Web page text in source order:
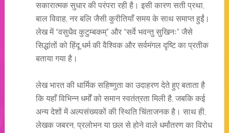
सकारात्मक सुधार की परंपरा रही है। इसी कारण सती प्रथा,
बाल विवाह, नर बलि जैसी कुरीतियाँ समय के साथ समाप्त हुईं।
लेख में “वसुधैव कुटुम्बकम्” और “सर्वे भवन्तु सुखिनः” जैसे
सिद्धांतों को हिंदू धर्म की वैश्विक और सर्वमंगल दृष्टि का प्रतीक
बताया गया है।
लेख भारत की धार्मिक सहिष्णुता का उदाहरण देते हुए बताता है
कि यहाँ विभिन्न धर्मों को समान स्वतंत्रता मिली है, जबकि कई
अन्य देशों में अल्पसंख्यकों की स्थिति चिंताजनक है। साथ ही,
लेखक जबरन, प्रलोभन या छल से होने वाले धर्मांतरण का विरोध